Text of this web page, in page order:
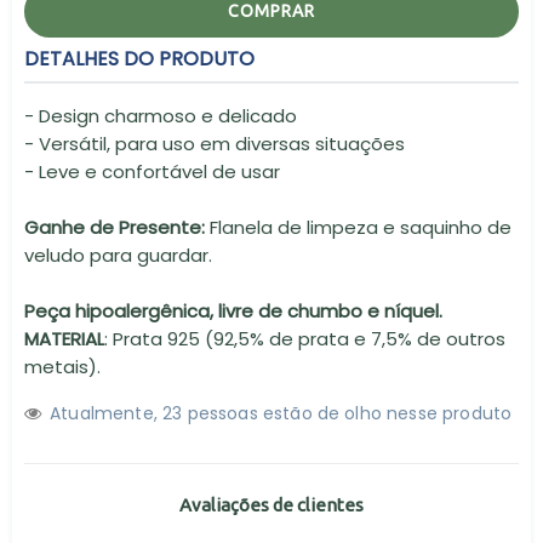
COMPRAR
DETALHES DO PRODUTO
- Design charmoso e delicado
- Versátil, para uso em diversas situações
- Leve e confortável de usar
Ganhe de Presente:Flanela de limpeza e saquinho de
veludo para guardar.
Peça hipoalergênica, livre de chumbo e níquel.
MATERIAL: Prata 925 (92,5% de prata e 7,5% de outros
metais).
Atualmente,23 pessoas estão de olho nesse produto
Avaliações de clientes